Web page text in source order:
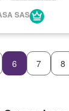
SAS
6 7 8